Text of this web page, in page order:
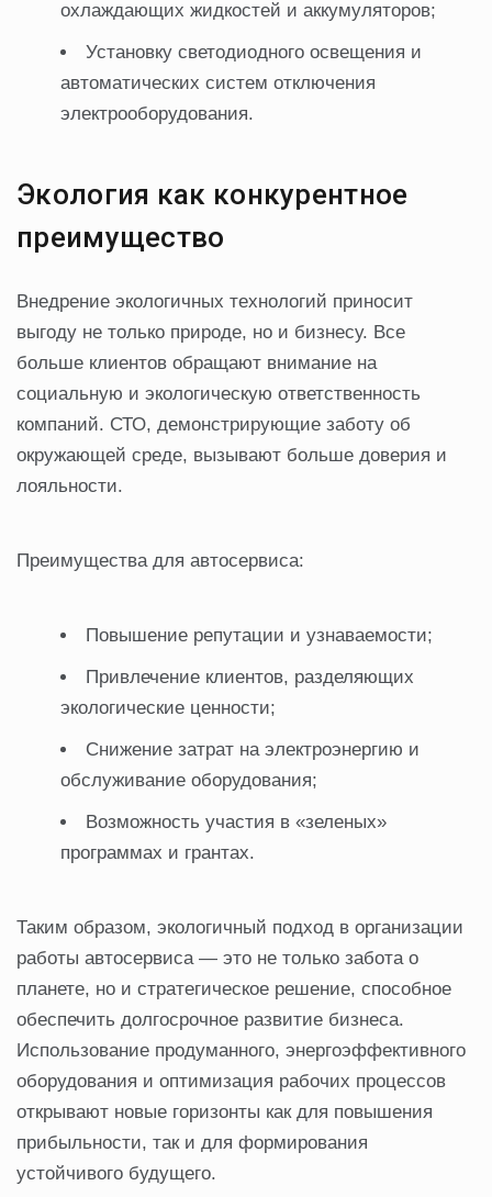
охлаждающих жидкостей и аккумуляторов;
Установку светодиодного освещения и
автоматических систем отключения
электрооборудования.
Экология как конкурентное
преимущество
Внедрение экологичных технологий приносит
выгоду не только природе, но и бизнесу. Все
больше клиентов обращают внимание на
социальную и экологическую ответственность
компаний. СТО, демонстрирующие заботу об
окружающей среде, вызывают больше доверия и
лояльности.
Преимущества для автосервиса:
Повышение репутации и узнаваемости;
Привлечение клиентов, разделяющих
экологические ценности;
Снижение затрат на электроэнергию и
обслуживание оборудования;
Возможность участия в «зеленых»
программах и грантах.
Таким образом, экологичный подход в организации
работы автосервиса — это не только забота о
планете, но и стратегическое решение, способное
обеспечить долгосрочное развитие бизнеса.
Использование продуманного, энергоэффективного
оборудования и оптимизация рабочих процессов
открывают новые горизонты как для повышения
прибыльности, так и для формирования
устойчивого будущего.